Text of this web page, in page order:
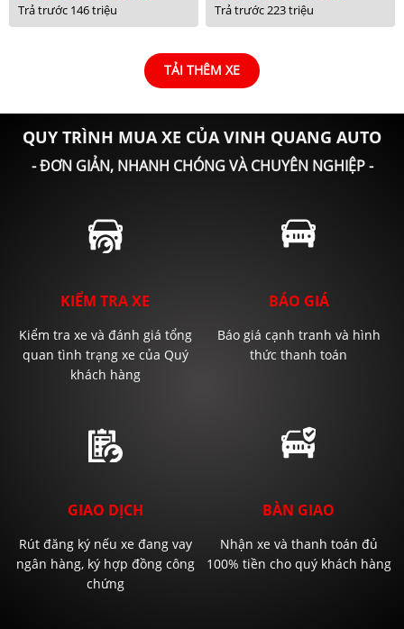
Trả trước 146 triệu Trả trước 223 triệu
TẢI THÊM XE
QUY TRÌNH MUA XE CỦA VINH QUANG AUTO
- ĐƠN GIẢN, NHANH CHÓNG VÀ CHUYÊN NGHIỆP -
KIỂM TRA XE
Kiểm tra xe và đánh giá tổng
quan tình trạng xe của Quý
khách hàng
BÁO GIÁ
Báo giá cạnh tranh và hình
thức thanh toán
GIAO DỊCH
Rút đăng ký nếu xe đang vay
ngân hàng, ký hợp đồng công
chứng
BÀN GIAO
Nhận xe và thanh toán đủ
100% tiền cho quý khách hàng